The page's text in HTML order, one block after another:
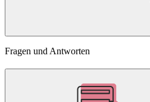
Fragen und Antworten